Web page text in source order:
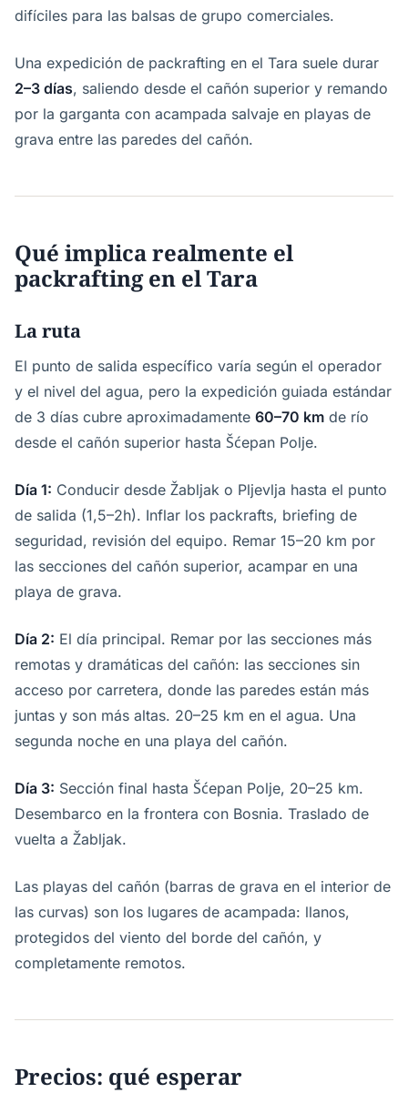
difíciles para las balsas de grupo comerciales.
Una expedición de packrafting en el Tara suele durar
2–3 días, saliendo desde el cañón superior y remando
por la garganta con acampada salvaje en playas de
grava entre las paredes del cañón.
Qué implica realmente el
packrafting en el Tara
La ruta
El punto de salida específico varía según el operador
y el nivel del agua, pero la expedición guiada estándar
de 3 días cubre aproximadamente 60–70 km de río
desde el cañón superior hasta Šćepan Polje.
Día 1: Conducir desde Žabljak o Pljevlja hasta el punto
de salida (1,5–2h). Inflar los packrafts, briefing de
seguridad, revisión del equipo. Remar 15–20 km por
las secciones del cañón superior, acampar en una
playa de grava.
Día 2: El día principal. Remar por las secciones más
remotas y dramáticas del cañón: las secciones sin
acceso por carretera, donde las paredes están más
juntas y son más altas. 20–25 km en el agua. Una
segunda noche en una playa del cañón.
Día 3: Sección final hasta Šćepan Polje, 20–25 km.
Desembarco en la frontera con Bosnia. Traslado de
vuelta a Žabljak.
Las playas del cañón (barras de grava en el interior de
las curvas) son los lugares de acampada: llanos,
protegidos del viento del borde del cañón, y
completamente remotos.
Precios: qué esperar